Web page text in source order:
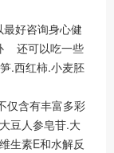
好咨询身心健
还可以吃一些
.西红柿.小麦胚
含有丰富多彩
豆人参皂苷.大
生素E和水解反